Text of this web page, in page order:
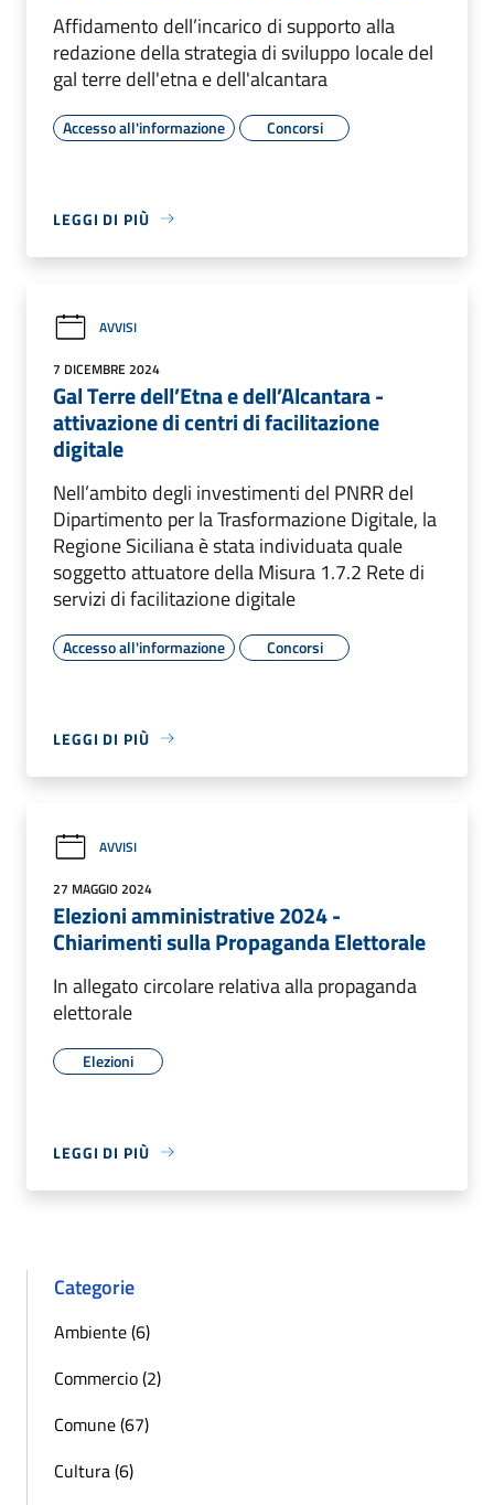
Affidamento dell’incarico di supporto alla
redazione della strategia di sviluppo locale del
gal terre dell'etna e dell'alcantara
Accesso all'informazione Concorsi
LEGGI DI PIÙ
AVVISI
7 DICEMBRE 2024
Gal Terre dell’Etna e dell’Alcantara -
attivazione di centri di facilitazione
digitale
Nell’ambito degli investimenti del PNRR del
Dipartimento per la Trasformazione Digitale, la
Regione Siciliana è stata individuata quale
soggetto attuatore della Misura 1.7.2 Rete di
servizi di facilitazione digitale
Accesso all'informazione Concorsi
LEGGI DI PIÙ
AVVISI
27 MAGGIO 2024
Elezioni amministrative 2024 -
Chiarimenti sulla Propaganda Elettorale
In allegato circolare relativa alla propaganda
elettorale
Elezioni
LEGGI DI PIÙ
Categorie
Ambiente (6)
Commercio (2)
Comune (67)
Cultura (6)